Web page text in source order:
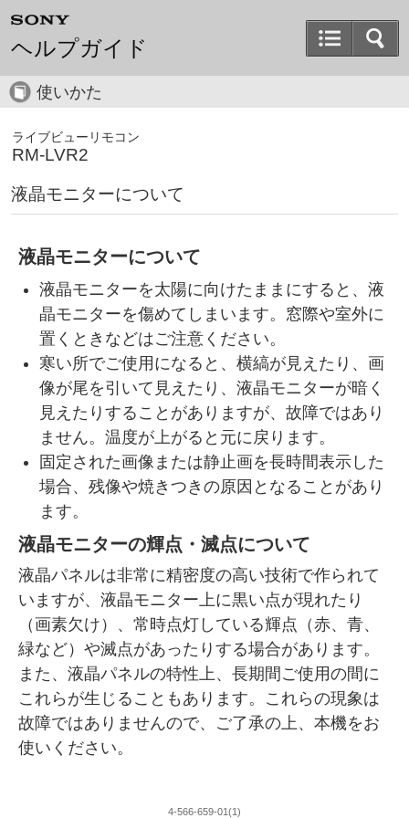
ヘルプガイド
使いかた
ライブビューリモコン
RM-LVR2
液晶モニターについて
液晶モニターについて
液晶モニターを太陽に向けたままにすると、液
晶モニターを傷めてしまいます。窓際や室外に
置くときなどはご注意ください。
寒い所でご使用になると、横縞が見えたり、画
像が尾を引いて見えたり、液晶モニターが暗く
見えたりすることがありますが、故障ではあり
ません。温度が上がると元に戻ります。
固定された画像または静止画を長時間表示した
場合、残像や焼きつきの原因となることがあり
ます。
液晶モニターの輝点・滅点について
液晶パネルは非常に精密度の高い技術で作られて
いますが、液晶モニター上に黒い点が現れたり
（画素欠け）、常時点灯している輝点（赤、青、
緑など）や滅点があったりする場合があります。
また、液晶パネルの特性上、長期間ご使用の間に
これらが生じることもあります。これらの現象は
故障ではありませんので、ご了承の上、本機をお
使いください。
4-566-659-01(1)